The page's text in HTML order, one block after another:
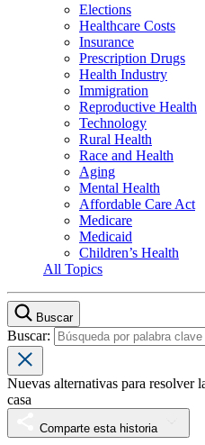
Elections
Healthcare Costs
Insurance
Prescription Drugs
Health Industry
Immigration
Reproductive Health
Technology
Rural Health
Race and Health
Aging
Mental Health
Affordable Care Act
Medicare
Medicaid
Children’s Health
All Topics
Buscar
Buscar:
Nuevas alternativas para resolver
casa
Comparte esta historia